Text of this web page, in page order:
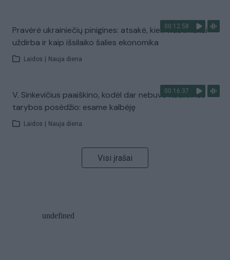
00:12:58
Pravėrė ukrainiečių pinigines: atsakė, kiek vidutiniškai
uždirba ir kaip išsilaiko šalies ekonomika
Laidos Nauja diena
00:16:37
V. Sinkevičius paaiškino, kodėl dar nebuvo Koalicinės
tarybos posėdžio: esame kalbėję
Laidos Nauja diena
Visi įrašai